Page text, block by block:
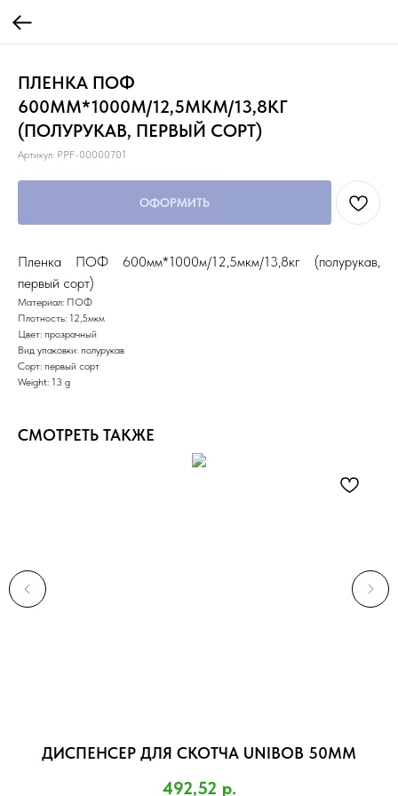
ПЛЕНКА ПОФ
600ММ*1000М/12,5МКМ/13,8КГ
(ПОЛУРУКАВ, ПЕРВЫЙ СОРТ)
Артикул: PPF-00000701
ОФОРМИТЬ
Пленка ПОФ 600мм*1000м/12,5мкм/13,8кг (полурукав,
первый сорт)
Материал: ПОФ
Плотность: 12,5мкм
Цвет: прозрачный
Вид упаковки: полурукав
Сорт: первый сорт
Weight: 13 g
СМОТРЕТЬ ТАКЖЕ
ДИСПЕНСЕР ДЛЯ СКОТЧА UNIBOB 50ММ
492,52 р.